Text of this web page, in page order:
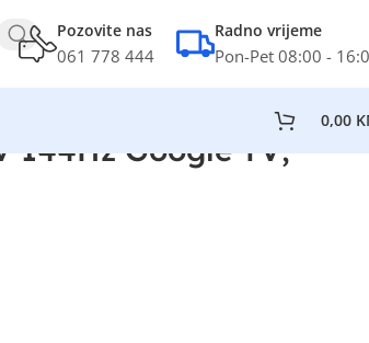
Pozovite nas
061 778 444
Radno vrijeme
Pon-Pet 08:00 -
0,00
144Hz Google TV;